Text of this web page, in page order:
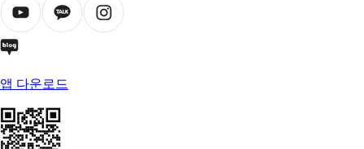
앱 다운로드